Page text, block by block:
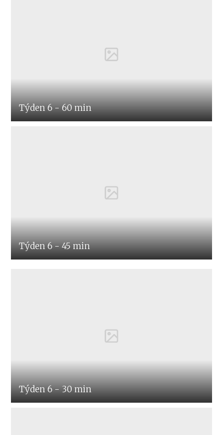
Týden 6 - 60 min
Týden 6 - 45 min
Týden 6 - 30 min